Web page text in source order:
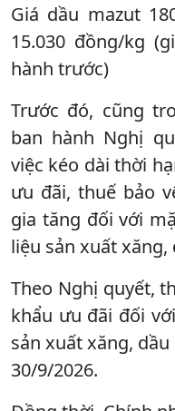
Giá dầu mazut
15.030 đồng/kg
hành trước)
Trước đó, cũng
ban hành Nghị
việc kéo dài thời
ưu đãi, thuế bảo
gia tăng đối với
liệu sản xuất xăng,
Theo Nghị quyết,
khẩu ưu đãi đối
sản xuất xăng,
30/9/2026.